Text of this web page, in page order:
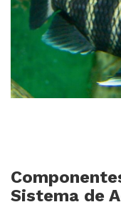
Sistema de